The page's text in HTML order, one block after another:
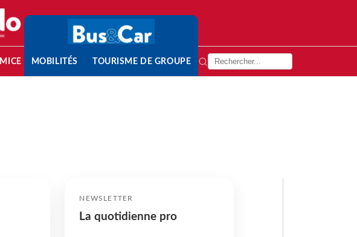
MICE MOBILITÉS TOURISME DE GROUPE
NEWSLETTER
La quotidienne pro